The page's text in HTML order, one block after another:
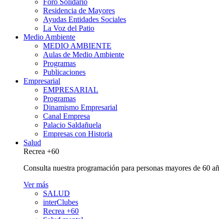
Foro Solidario
Residencia de Mayores
Ayudas Entidades Sociales
La Voz del Patio
Medio Ambiente
MEDIO AMBIENTE
Aulas de Medio Ambiente
Programas
Publicaciones
Empresarial
EMPRESARIAL
Programas
Dinamismo Empresarial
Canal Empresa
Palacio Saldañuela
Empresas con Historia
Salud
Recrea +60
Consulta nuestra programación para personas mayores de 60
Ver más
SALUD
interClubes
Recrea +60